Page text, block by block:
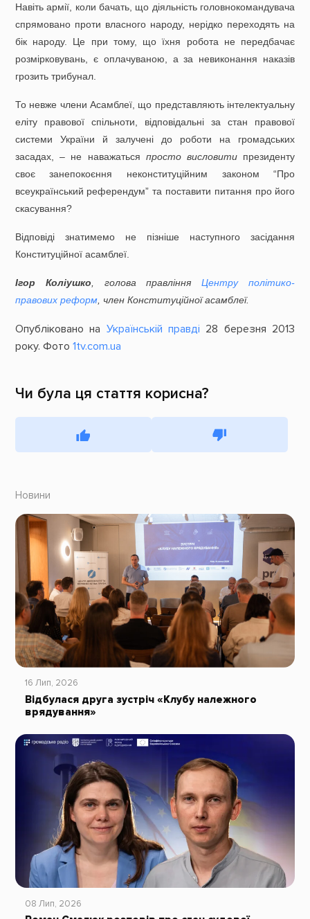
Навіть армії, коли бачать, що діяльність головнокомандувача
спрямовано проти власного народу, нерідко переходять на
бік народу. Це при тому, що їхня робота не передбачає
розмірковувань, є оплачуваною, а за невиконання наказів
грозить трибунал.
То невже члени Асамблеї, що представляють інтелектуальну
еліту правової спільноти, відповідальні за стан правової
системи України й залучені до роботи на громадських
засадах, – не наважаться просто висловити президенту
своє занепокоєння неконституційним законом “Про
всеукраїнський референдум” та поставити питання про його
скасування?
Відповіді знатимемо не пізніше наступного засідання
Конституційної асамблеї.
Ігор Коліушко, голова правлінняЦентру політико-
правових реформ, член Конституційної асамблеї.
Опубліковано на Українській правді 28 березня 2013
року. Фото 1tv.com.ua
Чи була ця стаття корисна?
Новини
16 Лип, 2026
Відбулася друга зустріч «Клубу належного
врядування»
08 Лип, 2026